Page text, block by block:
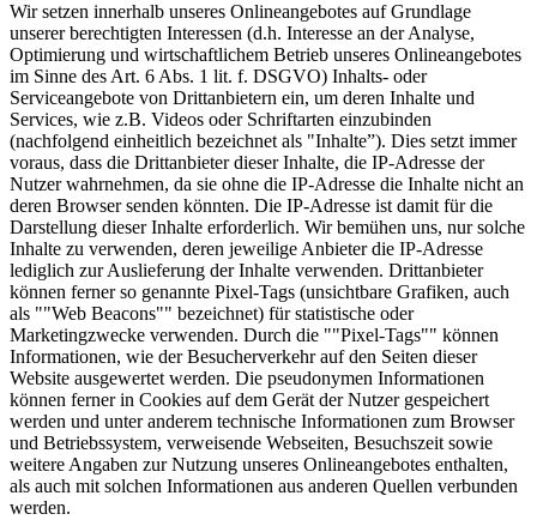
Wir setzen innerhalb unseres Onlineangebotes auf Grundlage
unserer berechtigten Interessen (d.h. Interesse an der Analyse,
Optimierung und wirtschaftlichem Betrieb unseres Onlineangebotes
im Sinne des Art. 6 Abs. 1 lit. f. DSGVO) Inhalts- oder
Serviceangebote von Drittanbietern ein, um deren Inhalte und
Services, wie z.B. Videos oder Schriftarten einzubinden
(nachfolgend einheitlich bezeichnet als "Inhalte”). Dies setzt immer
voraus, dass die Drittanbieter dieser Inhalte, die IP-Adresse der
Nutzer wahrnehmen, da sie ohne die IP-Adresse die Inhalte nicht an
deren Browser senden könnten. Die IP-Adresse ist damit für die
Darstellung dieser Inhalte erforderlich. Wir bemühen uns, nur solche
Inhalte zu verwenden, deren jeweilige Anbieter die IP-Adresse
lediglich zur Auslieferung der Inhalte verwenden. Drittanbieter
können ferner so genannte Pixel-Tags (unsichtbare Grafiken, auch
als ""Web Beacons"" bezeichnet) für statistische oder
Marketingzwecke verwenden. Durch die ""Pixel-Tags"" können
Informationen, wie der Besucherverkehr auf den Seiten dieser
Website ausgewertet werden. Die pseudonymen Informationen
können ferner in Cookies auf dem Gerät der Nutzer gespeichert
werden und unter anderem technische Informationen zum Browser
und Betriebssystem, verweisende Webseiten, Besuchszeit sowie
weitere Angaben zur Nutzung unseres Onlineangebotes enthalten,
als auch mit solchen Informationen aus anderen Quellen verbunden
werden.